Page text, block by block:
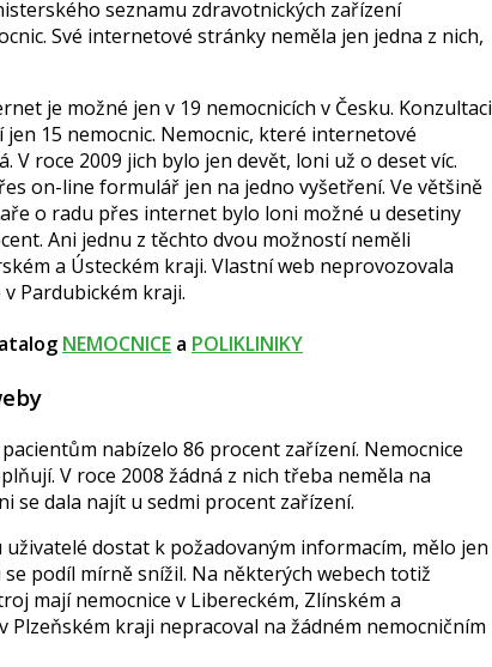
seznamu zdravotnických zařízení
Své internetové stránky neměla jen jedna z nich,
je možné jen v 19 nemocnicích v Česku. Konzultaci
15 nemocnic. Nemocnic, které internetové
roce 2009 jich bylo jen devět, loni už o deset víc.
on-line formulář jen na jedno vyšetření. Ve většině
o radu přes internet bylo loni možné u desetiny
Ani jednu z těchto dvou možností neměli
a Ústeckém kraji. Vlastní web neprovozovala
Pardubickém kraji.
NEMOCNICE a POLIKLINIKY
nabízelo 86 procent zařízení. Nemocnice
V roce 2008 žádná z nich třeba neměla na
dala najít u sedmi procent zařízení.
dostat k požadovaným informacím, mělo jen
podíl mírně snížil. Na některých webech totiž
mají nemocnice v Libereckém, Zlínském a
kraji nepracoval na žádném nemocničním